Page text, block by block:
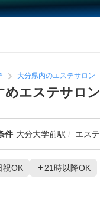
大分県内のエステサロン
めエステサロン
件 大分大学前駅 エステ
祝OK 21時以降OK